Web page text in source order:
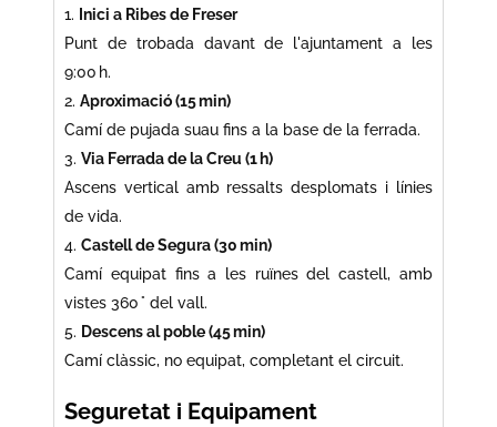
Inici a Ribes de Freser
Punt de trobada davant de l'ajuntament a les
9:00 h.
Aproximació (15 min)
Camí de pujada suau fins a la base de la ferrada.
Via Ferrada de la Creu (1 h)
Ascens vertical amb ressalts desplomats i línies
de vida.
Castell de Segura (30 min)
Camí equipat fins a les ruïnes del castell, amb
vistes 360 ° del vall.
Descens al poble (45 min)
Camí clàssic, no equipat, completant el circuit.
Seguretat i Equipament